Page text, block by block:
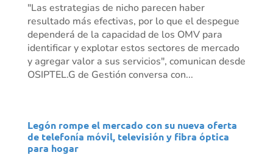
"Las estrategias de nicho parecen haber
resultado más efectivas, por lo que el despegue
dependerá de la capacidad de los OMV para
identificar y explotar estos sectores de mercado
y agregar valor a sus servicios", comunican desde
OSIPTEL.G de Gestión conversa con...
Legón rompe el mercado con su nueva oferta
de telefonía móvil, televisión y fibra óptica
para hogar